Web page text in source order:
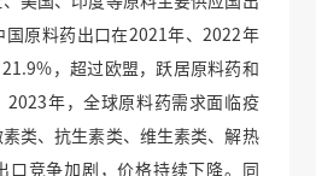
国原料药出口在2021年、2022年
，超过欧盟，跃居原料药和
2023年，全球原料药需求面临疫
类、抗生素类、维生素类、解热
口竞争加剧，价格持续下降。同